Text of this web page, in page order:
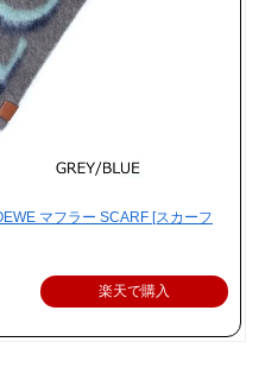
マフラー SCARF [スカーフ
楽天で購入